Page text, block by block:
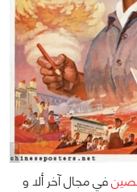
في مجال آخر ألا و